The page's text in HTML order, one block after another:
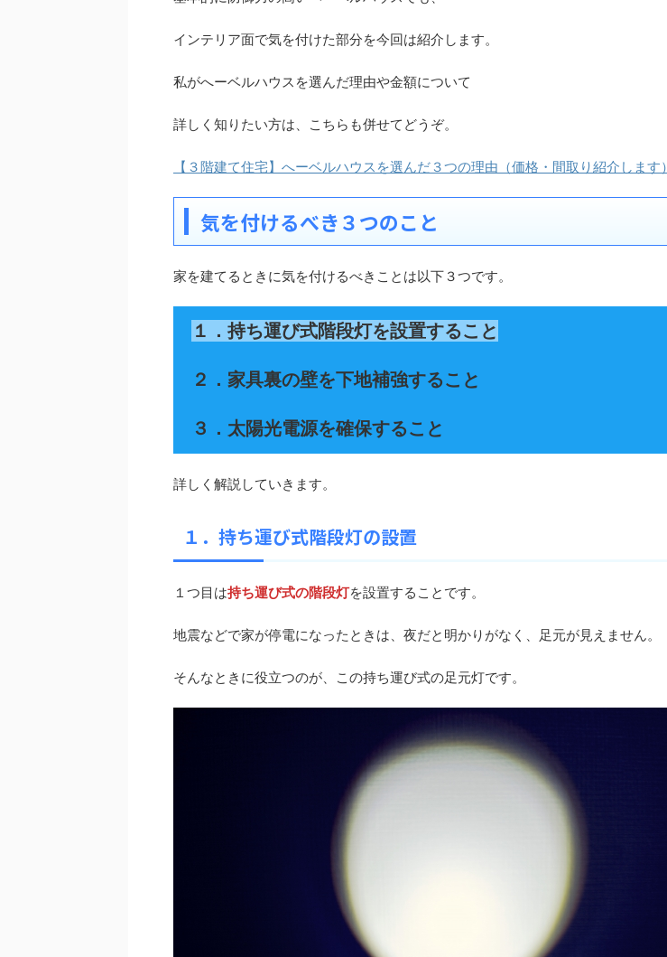
インテリア面で気を付けた部分を今回は紹介します。
私がへーベルハウスを選んだ理由や金額について
詳しく知りたい方は、こちらも併せてどうぞ。
【３階建て住宅】へーベルハウスを選んだ３つの理由（価格・間取り紹介します）
気を付けるべき３つのこと
家を建てるときに気を付けるべきことは以下３つです。
１．持ち運び式階段灯を設置すること
２．家具裏の壁を下地補強すること
３．太陽光電源を確保すること
詳しく解説していきます。
１．持ち運び式階段灯の設置
１つ目は持ち運び式の階段灯を設置することです。
地震などで家が停電になったときは、夜だと明かりがなく、足元が見えません。
そんなときに役立つのが、この持ち運び式の足元灯です。